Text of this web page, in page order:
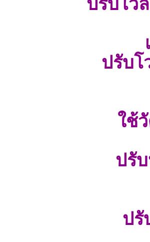
ปรับโว
ปรับโ
ใช้
ปรั
ปรั